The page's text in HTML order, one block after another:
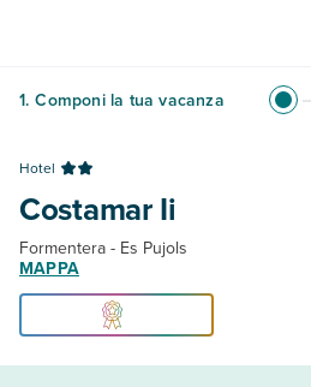
1. Componi la tua vacanza
Hotel
Costamar Ii
Formentera - Es Pujols
MAPPA